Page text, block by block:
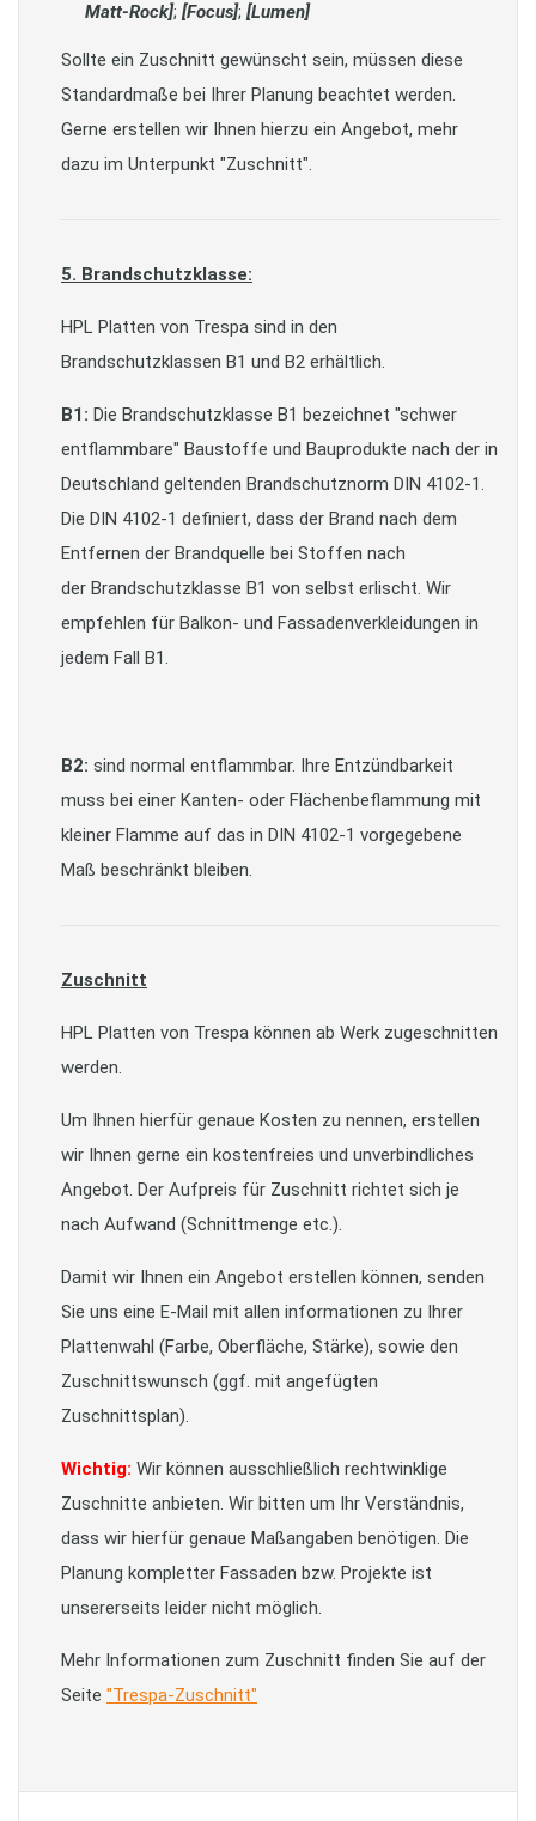
Matt-Rock]; [Focus]; [Lumen]
Sollte ein Zuschnitt gewünscht sein, müssen diese
Standardmaße bei Ihrer Planung beachtet werden.
Gerne erstellen wir Ihnen hierzu ein Angebot, mehr
dazu im Unterpunkt "Zuschnitt".
5. Brandschutzklasse:
HPL Platten von Trespa sind in den
Brandschutzklassen B1 und B2 erhältlich.
B1: Die Brandschutzklasse B1 bezeichnet "schwer
entflammbare" Baustoffe und Bauprodukte nach der in
Deutschland geltenden Brandschutznorm DIN 4102-1.
Die DIN 4102-1 definiert, dass der Brand nach dem
Entfernen der Brandquelle bei Stoffen nach
der Brandschutzklasse B1 von selbst erlischt. Wir
empfehlen für Balkon- und Fassadenverkleidungen in
jedem Fall B1.
B2: sind normal entflammbar. Ihre Entzündbarkeit
muss bei einer Kanten- oder Flächenbeflammung mit
kleiner Flamme auf das in DIN 4102-1 vorgegebene
Maß beschränkt bleiben.
Zuschnitt
HPL Platten von Trespa können ab Werk zugeschnitten
werden.
Um Ihnen hierfür genaue Kosten zu nennen, erstellen
wir Ihnen gerne ein kostenfreies und unverbindliches
Angebot. Der Aufpreis für Zuschnitt richtet sich je
nach Aufwand (Schnittmenge etc.).
Damit wir Ihnen ein Angebot erstellen können, senden
Sie uns eine E-Mail mit allen informationen zu Ihrer
Plattenwahl (Farbe, Oberfläche, Stärke), sowie den
Zuschnittswunsch (ggf. mit angefügten
Zuschnittsplan).
Wichtig: Wir können ausschließlich rechtwinklige
Zuschnitte anbieten. Wir bitten um Ihr Verständnis,
dass wir hierfür genaue Maßangaben benötigen. Die
Planung kompletter Fassaden bzw. Projekte ist
unsererseits leider nicht möglich.
Mehr Informationen zum Zuschnitt finden Sie auf der
Seite "Trespa-Zuschnitt"